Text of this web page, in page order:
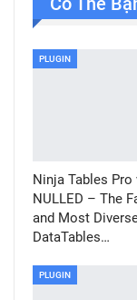
PLUGIN
Ninja Tables Pro
NULLED – The
and Most
DataTables…
PLUGIN